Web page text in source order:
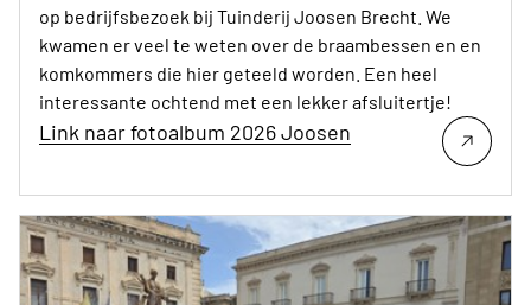
op bedrijfsbezoek bij Tuinderij Joosen Brecht. We
kwamen er veel te weten over de braambessen en en
komkommers die hier geteeld worden. Een heel
interessante ochtend met een lekker afsluitertje!
Link naar fotoalbum 2026 Joosen